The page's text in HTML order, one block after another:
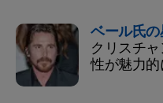
ベール氏
クリスチ
性が魅力的